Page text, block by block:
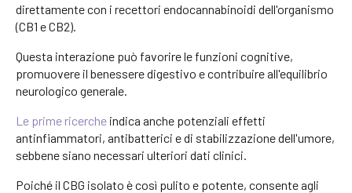
direttamente con i recettori endocannabinoidi dell'organismo
(CB1 e CB2).
Questa interazione può favorire le funzioni cognitive,
promuovere il benessere digestivo e contribuire all'equilibrio
neurologico generale.
Le prime ricerche indica anche potenziali effetti
antinfiammatori, antibatterici e di stabilizzazione dell'umore,
sebbene siano necessari ulteriori dati clinici.
Poiché il CBG isolato è così pulito e potente, consente agli